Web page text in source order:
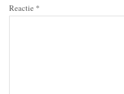
Reactie *